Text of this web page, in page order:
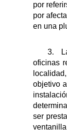
por
por
en una
3.
oficinas
objetivo
ser